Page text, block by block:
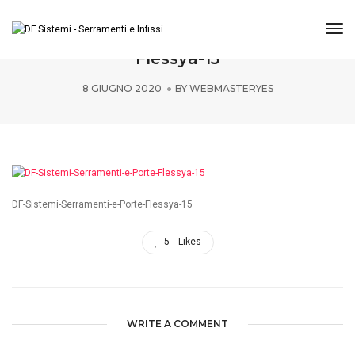
DF-Sistemi-Serramenti-e-Porte-
Flessya-15
8 GIUGNO 2020 BY WEBMASTERYES
DF-Sistemi-Serramenti-e-Porte-Flessya-15
5 Likes
WRITE A COMMENT